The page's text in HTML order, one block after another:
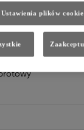
Ustawienia plików cookie